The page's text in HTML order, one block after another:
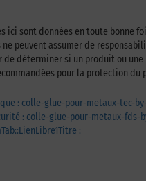
ici sont données en toute bonne
ne peuvent assumer de
déterminer si un produit ou
pour la protection
: colle-glue-pour-metaux-tec-
: colle-glue-pour-metaux-fds-
: